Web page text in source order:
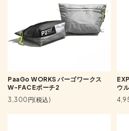
PaaGo WORKS パーゴワークス
W-FACEポーチ2
3,300円(税込)
ウ